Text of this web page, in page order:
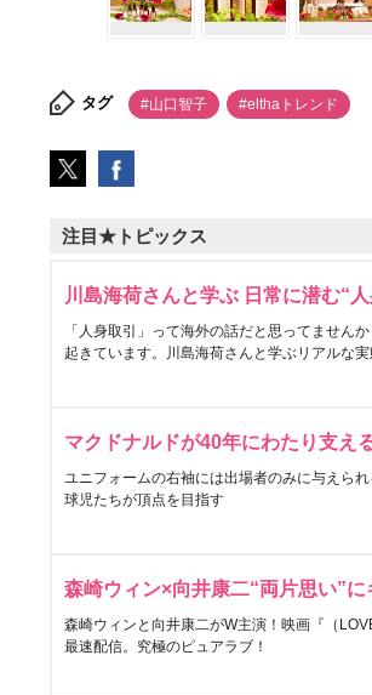
タグ #山口智子 #elthaトレンド
注目★トピックス
川島海荷さんと学ぶ 日常に潜む“
「人身取引」って海外の話だと思ってません
起きています。川島海荷さんと学ぶリアルな
マクドナルドが40年にわたり支え
ユニフォームの右袖には出場者のみに与えら
球児たちが頂点を目指す
森崎ウィン×向井康二“両片思い”
森崎ウィンと向井康二がW主演！映画『（
最速配信。究極のピュアラブ！